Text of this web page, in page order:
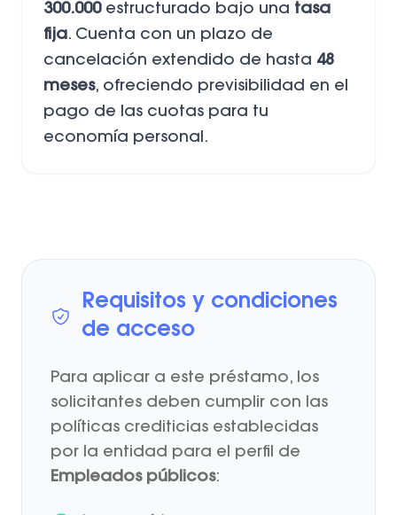
300.000estructurado bajo una tasa
fija. Cuenta con un plazo de
cancelación extendido de hasta 48
meses, ofreciendo previsibilidad en el
pago de las cuotas para tu
economía personal.
Requisitos y condiciones
de acceso
Para aplicar a este préstamo, los
solicitantes deben cumplir con las
políticas crediticias establecidas
por la entidad para el perfil de
Empleados públicos: